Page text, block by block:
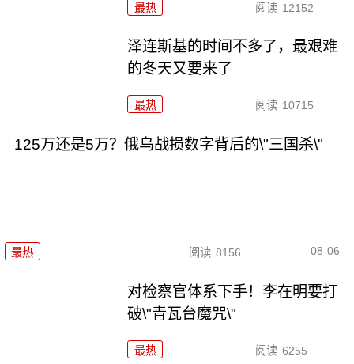
最热 阅读 12152
泽连斯基的时间不多了，最艰难
的冬天又要来了
最热 阅读 10715
125万还是5万？俄乌战损数字背后的\"三国杀\"
最热 阅读 8156 08-06
对检察官体系下手！李在明要打
破\"青瓦台魔咒\"
最热 阅读 6255